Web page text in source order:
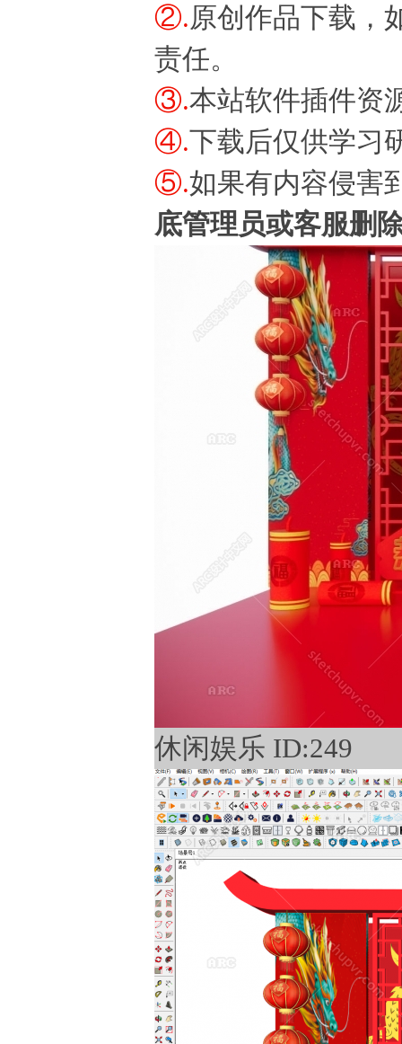
②.原创作品下载，
责任。
③.本站软件插件资
④.下载后仅供学习
⑤.如果有内容侵害
底管理员或客服删
休闲娱乐 ID:249